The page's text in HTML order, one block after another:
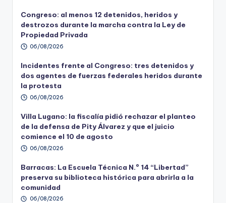
Congreso: al menos 12 detenidos, heridos y
destrozos durante la marcha contra la Ley de
Propiedad Privada
06/08/2026
Incidentes frente al Congreso: tres detenidos y
dos agentes de fuerzas federales heridos durante
la protesta
06/08/2026
Villa Lugano: la fiscalía pidió rechazar el planteo
de la defensa de Pity Álvarez y que el juicio
comience el 10 de agosto
06/08/2026
Barracas: La Escuela Técnica N.º 14 “Libertad”
preserva su biblioteca histórica para abrirla a la
comunidad
06/08/2026